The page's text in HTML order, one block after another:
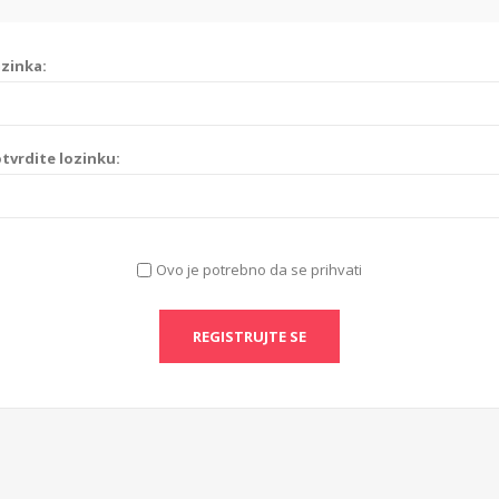
lozinku:
Ovo je potrebno da se prihvati
REGISTRUJTE SE